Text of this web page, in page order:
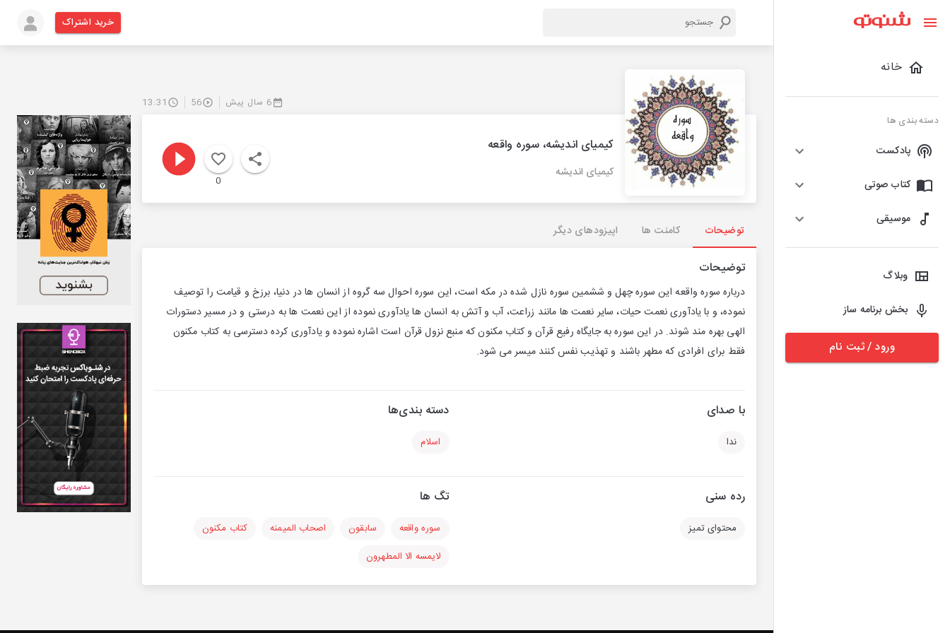
خانه
دسته بندی ها
پادکست
کتاب صوتی
موسیقی
وبلاگ
بخش برنامه ساز
ورود / ثبت نام
خرید اشتراک
6 سال پیش 56
13:31
کیمیای اندیشه، سوره واقعه
کیمیای اندیشه
0
توضیحات کامنت ها اپیزودهای دیگر
توضیحات
درباره سوره واقعه این سوره چهل و ششمین سوره نازل شده در مکه است، اين سوره احوال سه گروه از انسان ها در دنیا، برزخ و قیامت را توصیف
نموده، و با یادآوری نعمت حیات، سایر نعمت ها مانند زراعت، آب و آتش به انسان ها یادآوری نموده از این نعمت ها به درستی و در مسیر دستورات
الهی بهره مند شوند. در این سوره به جایگاه رفیع قرآن و کتاب مکنون که منبع نزول قرآن است اشاره نموده و یادآوری کرده دسترسی به کتاب مکنون
فقط برای افرادی که مطهر باشند و تهذیب نفس کنند میسر می شود.
با صدای
ندا
دسته بندی‌ها
اسلام
رده سنی
محتوای تمیز
تگ ها
سوره واقعه سابقون اصحاب المیمنه
کتاب مکنون
لایمسه الا المطهرون